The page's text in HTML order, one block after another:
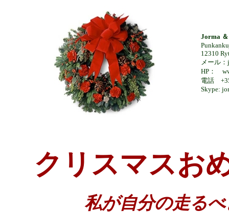
Jorma
12310
メール
HP：
電話
Skype:
クリスマスお
私が自分の走るべ